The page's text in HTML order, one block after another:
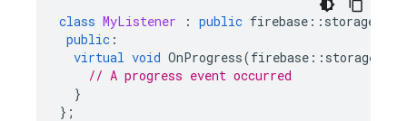
class MyListener : public firebase :: storage
public :
virtual void OnProgress(firebase :: storage
// A progress event occurred
}
};